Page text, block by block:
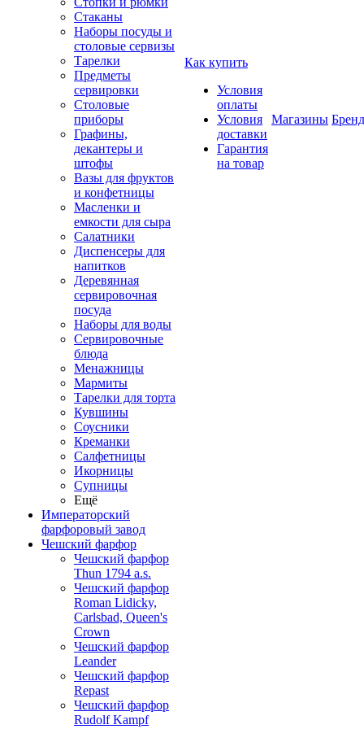
Стаканы
Наборы посуды и
столовые сервизы
Тарелки
Предметы
сервировки
Столовые
приборы
Графины,
декантеры и
штофы
Вазы для фруктов
и конфетницы
Масленки и
емкости для сыра
Салатники
Диспенсеры для
напитков
Деревянная
сервировочная
посуда
Наборы для воды
Сервировочные
блюда
Менажницы
Мармиты
Тарелки для торта
Кувшины
Соусники
Креманки
Салфетницы
Икорницы
Супницы
Ещё
Императорский
фарфоровый завод
Чешский фарфор
Чешский фарфор
Thun 1794 a.s.
Чешский фарфор
Roman Lidicky,
Carlsbad, Queen's
Crown
Чешский фарфор
Leander
Чешский фарфор
Repast
Чешский фарфор
Rudolf Kampf
Как купить
Условия
оплаты
Условия
доставки
Гарантия
на товар
Магазины